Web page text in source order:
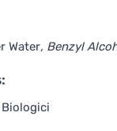
Water, Benzyl